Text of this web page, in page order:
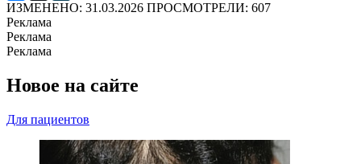
ИЗМЕНЕНО: 31.03.2026 ПРОСМОТРЕЛИ: 607
Реклама
Реклама
Реклама
Новое на сайте
Для пациентов